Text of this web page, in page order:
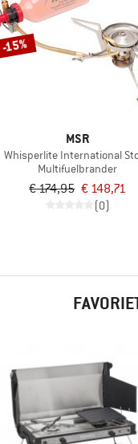
-15%
MSR
Whisperlite International
Multifuelbrander
€ 174,95 € 148,71
(0)